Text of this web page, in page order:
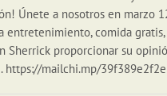
Únete a nosotros en marzo
entretenimiento, comida
Sherrick proporcionar su
https://mailchi.mp/